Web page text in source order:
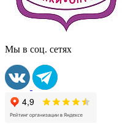
Мы в соц. сетях